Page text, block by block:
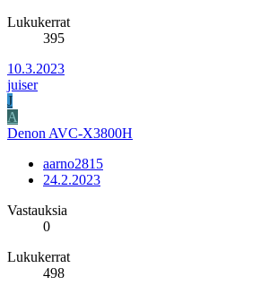
Lukukerrat
395
10.3.2023
juiser
J
A
Denon AVC-X3800H
aarno2815
24.2.2023
Vastauksia
0
Lukukerrat
498